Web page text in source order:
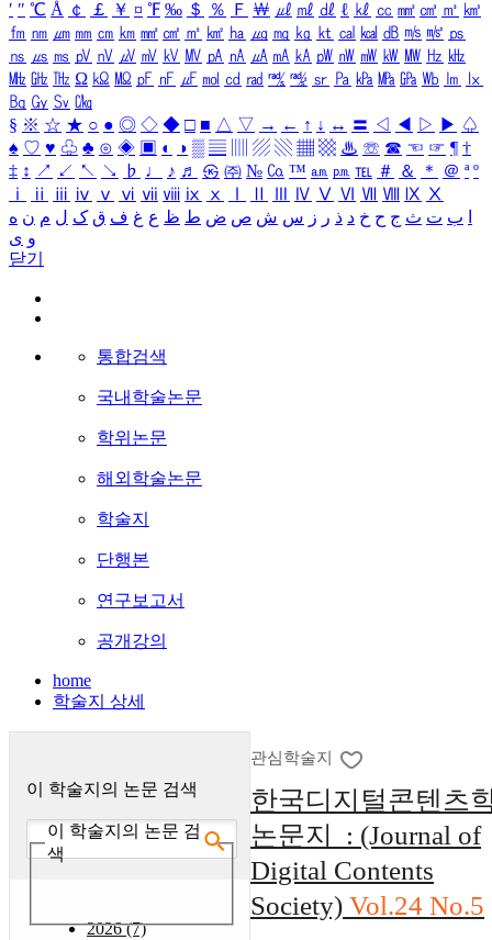
′ ″ ℃ Å ￠ ￡ ￥ ¤ ℉ ‰ ＄ ％ Ｆ ￦ ㎕ ㎖ ㎗ ℓ ㎘ ㏄ ㎣ ㎤ ㎥ ㎦
㎙ ㎚ ㎛ ㎜ ㎝ ㎞ ㎟ ㎠ ㎡ ㎢ ㏊ ㎍ ㎎ ㎏ ㏏ ㎈ ㎉ ㏈ ㎧ ㎨ ㎰
㎱ ㎲ ㎳ ㎴ ㎵ ㎶ ㎷ ㎸ ㎹ ㎀ ㎁ ㎂ ㎃ ㎄ ㎺ ㎻ ㎽ ㎾ ㎿ ㎐ ㎑
㎒ ㎓ ㎔ Ω ㏀ ㏁ ㎊ ㎋ ㎌ ㏖ ㏅ ㎭ ㎮ ㎯ ㏛ ㎩ ㎪ ㎫ ㎬ ㏝ ㏐
㏓
㏃ ㏉ ㏜ ㏆
§ ※ ☆ ★ ○ ● ◎ ◇ ◆ □ ■ △ ▽ → ← ↑ ↓ ↔ 〓 ◁ ◀ ▷ ▶ ♤
♠ ♡ ♥ ♧ ♣ ⊙ ◈ ▣ ◐ ◑ ▒ ▤ ▨ ▧ ▦ ▩ ♨ ☏ ☎ ☜ ☞ ¶ †
‡ ↕ ↗ ↙ ↖ ↘ ♭ ♩ ♪ ♬ ㉿ ㈜ № ㏇ ™ ㏂ ㏘ ℡ ＃ ＆ ＊ ＠ ª º
ⅰ
ⅱ ⅲ ⅳ ⅴ ⅵ ⅶ ⅷ ⅸ ⅹ Ⅳ Ⅴ Ⅵ Ⅶ Ⅷ Ⅸ Ⅹ
ب ت ث ج ح خ د ذ ر ز س ش ص ض ط ظ ع غ ف ق ک ل م ن ه
و ی
닫기
통합검색
국내학술논문
학위논문
해외학술논문
학술지
단행본
연구보고서
공개강의
home
학술지 상세
이 학술지의 논문 검색
이 학술지의 논문 검
색
2026 (7)
관심학술지
한국디지털콘텐츠
논문지 : (Journal of
Digital Contents
Society) Vol.24 No.5